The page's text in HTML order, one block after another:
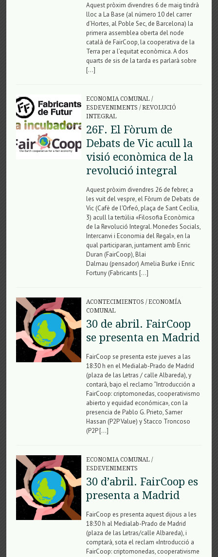
Aquest pròxim divendres 6 de maig tindrà
lloc a La Base (al número 10 del carrer
d’Hortes, al Poble Sec, de Barcelona) la
primera assemblea oberta del node
català de FairCoop, la cooperativa de la
Terra per a l’equitat econòmica. A dos
quarts de sis de la tarda es parlarà sobre
[…]
ECONOMIA COMUNAL/
ESDEVENIMENTS /REVOLUCIÓ
INTEGRAL
26F. El Fòrum de
Debats de Vic acull la
visió econòmica de la
revolució integral
Aquest pròxim divendres 26 de febrer, a
les vuit del vespre, el Fòrum de Debats de
Vic (Cafè de l’Orfeó, plaça de Sant Cecília,
3) acull la tertúlia «Filosofia Econòmica
de la Revolució Integral. Monedes Socials,
Intercanvi i Economia del Regal», en la
qual participaran, juntament amb Enric
Duran (FairCoop), Blai
Dalmau (pensador) Amelia Burke i Enric
Fortuny (Fabricants […]
ACONTECIMIENTOS /ECONOMÍA
COMUNAL
30 de abril. FairCoop
se presenta en Madrid
FairCoop se presenta este jueves a las
18:30 h en el Medialab-Prado de Madrid
(plaza de las Letras / calle Albareda), y
contará, bajo el reclamo “Introducción a
FairCoop: criptomonedas, cooperativismo
abierto y equidad económica», con la
presencia de Pablo G. Prieto, Samer
Hassan (P2P Value) y Stacco Troncoso
(P2P […]
ECONOMIA COMUNAL/
ESDEVENIMENTS
30 d’abril. FairCoop es
presenta a Madrid
FairCoop es presenta aquest dijous a les
18:30 h al Medialab-Prado de Madrid
(plaza de las Letras/calle Albareda), i
comptarà, sota el reclam «Introducció a
FairCoop: criptomonedas, cooperativisme